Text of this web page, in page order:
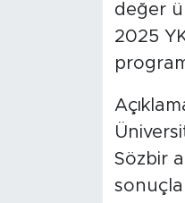
değer
2025
Sözbir